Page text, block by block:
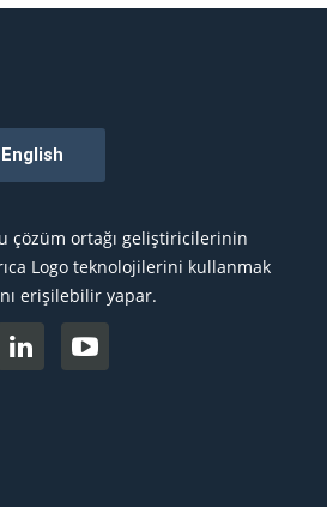
çözüm ortağı geliştiricilerinin
Logo teknolojilerini kullanmak
erişilebilir yapar.